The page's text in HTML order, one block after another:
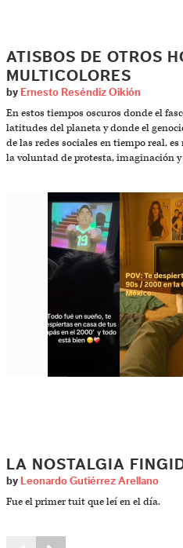
ATISBOS DE OTROS
MULTICOLORES
by Ernesto Reséndiz Oikión
En estos tiempos oscuros donde el
latitudes del planeta y donde el
de las redes sociales en tiempo real,
la voluntad de protesta, imaginación
LA NOSTALGIA
by Leonardo Gutiérrez Arellano
Fue el primer tuit que leí en el día.